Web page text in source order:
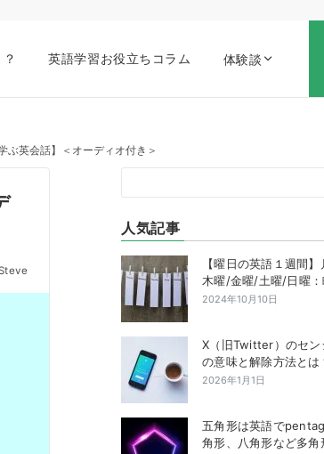
英語学習お役立ちコラム 体験談
ぶ英会話】＜オーディオ付き＞
人気記事
【曜日の英語１週間
木曜/金曜/土曜/日曜
2024年10月10日
X（旧Twitter）のセン
の意味と解除方法とは
2026年1月1日
五角形は英語で
角形、八角形など多角